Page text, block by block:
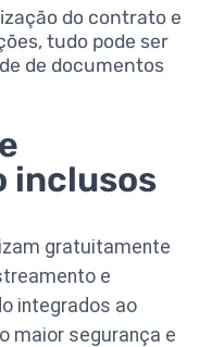
do contrato e
tudo pode ser
de documentos
inclusos
gratuitamente
e
integrados ao
maior segurança e